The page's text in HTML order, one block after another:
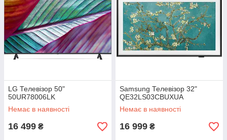
LG Телевізор 50"
50UR78006LK
Немає в наявності
16 499 ₴
Samsung Телевізор 32"
QE32LS03CBUXUA
Немає в наявності
16 999 ₴